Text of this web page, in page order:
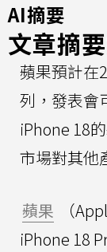
AI摘要
文章摘
蘋果預計在
列，發表會
iPhone 18
市場對其他
蘋果
（
iPhone 18